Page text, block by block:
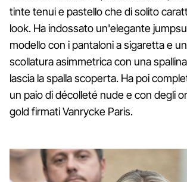
tinte tenui e pastello che di solito
look. Ha indossato un'elegante
modello con i pantaloni a sigaretta e
scollatura asimmetrica con una
lascia la spalla scoperta. Ha poi
un paio di décolleté nude e con degli
gold firmati Vanrycke Paris.